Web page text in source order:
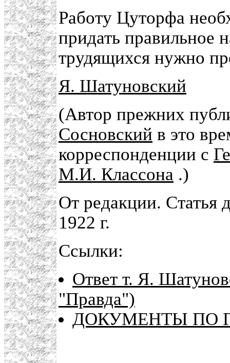
Работу Цуторфа
придать правильное
трудящихся нужно
Я. Шатуновский
(Автор прежних
Сосновский в это
корреспонденции с
М.И. Классона .)
От редакции. Статья
1922 г.
Ссылки:
Ответ т. Я.
"Правда")
ДОКУМЕНТЫ ПО